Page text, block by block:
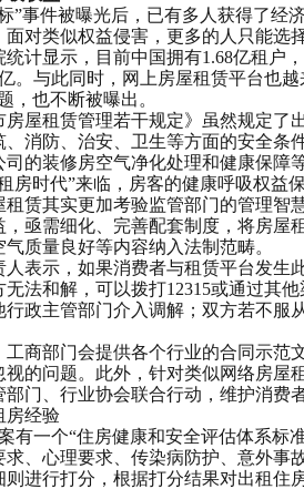
”事件被曝光后，已有多人获得了经
对类似权益侵害，更多的人只能选
统计显示，目前中国拥有1.68亿租户
。与此同时，网上房屋租赁平台也
，也不断被曝出。
屋租赁管理若干规定》虽然规定了
消防、治安、卫生等方面的安全条
的装修房空气净化处理和健康保障
房时代”来临，房客的健康呼吸权益
赁其实更加考验监管部门的管理智
，亟需细化、完善配套制度，将房屋
质量良好等内容纳入法制范畴。
表示，如果消费者与租赁平台发生
法和解，可以拨打12315或通过其
政主管部门介入调解；双方若不服
商部门会提供各个行业的合同示范
视的问题。此外，针对类似网络房屋
部门、行业协会联合行动，维护消费
房经验
有一个“住房健康和安全评估体系标
、心理要求、传染病防护、意外事
进行打分，根据打分结果对出租住